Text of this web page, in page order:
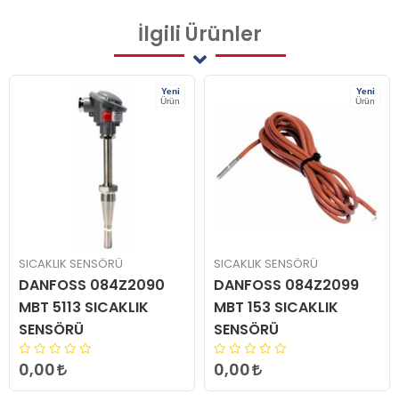
İlgili Ürünler
Yeni
Ürün
SICAKLIK SENSÖRÜ
DANFOSS 084Z2090
MBT 5113 SICAKLIK
SENSÖRÜ
0,00
Yeni
Ürün
SICAKLIK SENSÖRÜ
DANFOSS 084Z2099
MBT 153 SICAKLIK
SENSÖRÜ
0,00